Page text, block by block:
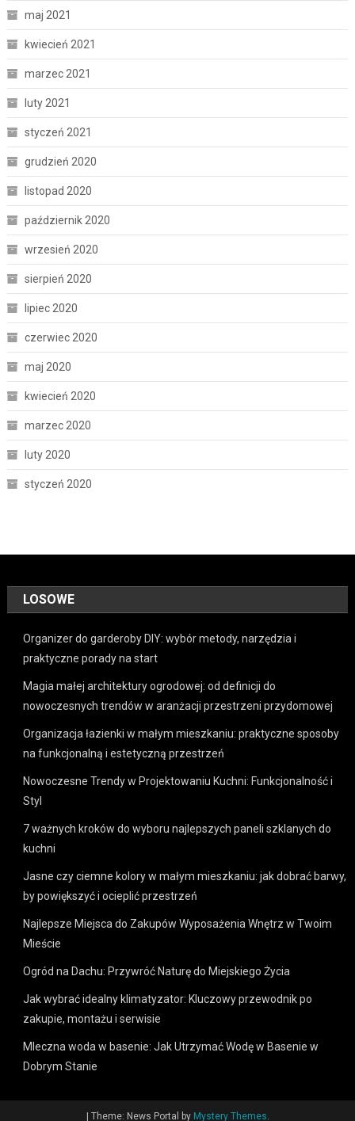
maj 2021
kwiecień 2021
marzec 2021
luty 2021
styczeń 2021
grudzień 2020
listopad 2020
październik 2020
wrzesień 2020
sierpień 2020
lipiec 2020
czerwiec 2020
maj 2020
kwiecień 2020
marzec 2020
luty 2020
styczeń 2020
LOSOWE
Organizer do garderoby DIY: wybór metody, narzędzia i
praktyczne porady na start
Magia małej architektury ogrodowej: od definicji do
nowoczesnych trendów w aranżacji przestrzeni przydomowej
Organizacja łazienki w małym mieszkaniu: praktyczne sposoby
na funkcjonalną i estetyczną przestrzeń
Nowoczesne Trendy w Projektowaniu Kuchni: Funkcjonalność i
Styl
7 ważnych kroków do wyboru najlepszych paneli szklanych do
kuchni
Jasne czy ciemne kolory w małym mieszkaniu: jak dobrać barwy,
by powiększyć i ocieplić przestrzeń
Najlepsze Miejsca do Zakupów Wyposażenia Wnętrz w Twoim
Mieście
Ogród na Dachu: Przywróć Naturę do Miejskiego Życia
Jak wybrać idealny klimatyzator: Kluczowy przewodnik po
zakupie, montażu i serwisie
Mleczna woda w basenie: Jak Utrzymać Wodę w Basenie w
Dobrym Stanie
| Theme: News Portal by Mystery Themes